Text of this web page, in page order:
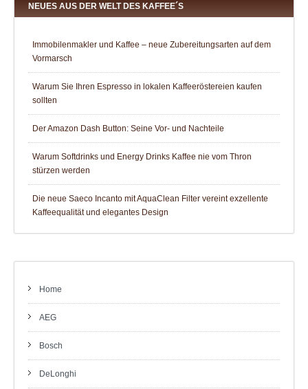
NEUES AUS DER WELT DES KAFFEE´S
Immobilenmakler und Kaffee – neue Zubereitungsarten auf dem
Vormarsch
Warum Sie Ihren Espresso in lokalen Kaffeeröstereien kaufen
sollten
Der Amazon Dash Button: Seine Vor- und Nachteile
Warum Softdrinks und Energy Drinks Kaffee nie vom Thron
stürzen werden
Die neue Saeco Incanto mit AquaClean Filter vereint exzellente
Kaffeequalität und elegantes Design
Home
AEG
Bosch
DeLonghi